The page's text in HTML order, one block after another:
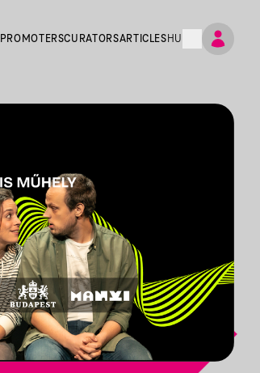
PROMOTERSCURATORSARTICLES HU